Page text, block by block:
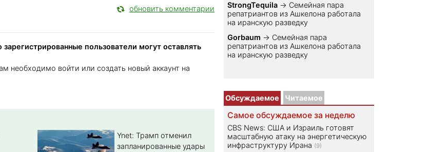
обновить комментарии
пользователи могут оставлять
необходимо войти или создать новый аккаунт на
Ynet: Трамп отменил
запланированные удары
StrongTequila → Семейная пара
репатриантов из Ашкелона работала
на иранскую разведку
Gorbaum → Семейная пара
репатриантов из Ашкелона работала
на иранскую разведку
Обсуждаемое Читаемое
Самое обсуждаемое за неделю
CBS News: США и Израиль готовят
масштабную атаку на энергетическую
инфраструктуру Ирана (9)